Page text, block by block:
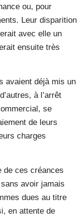
ou, pour
Leur disparition
avec elle un
ensuite très
avaient déjà mis un
à l’arrêt
se
de leurs
charges
de ces créances
avoir jamais
dues au titre
en attente de